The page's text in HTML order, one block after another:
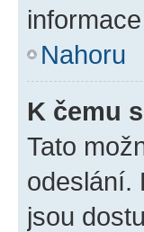
Nahoru
K čemu
Tato
odeslání.
jsou